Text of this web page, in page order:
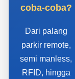
coba-coba?
Dari palang
parkir remote,
semi manless,
RFID, hingga